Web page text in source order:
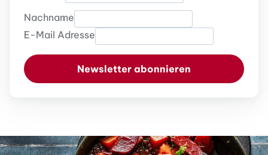
Nachname
E-Mail Adresse
Newsletter abonnieren